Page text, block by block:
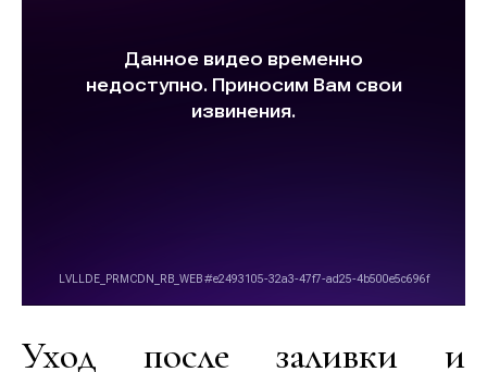
Уход после заливки и